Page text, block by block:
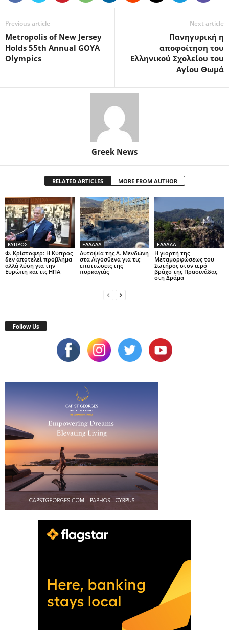
Previous article
Metropolis of New Jersey
Holds 55th Annual GOYA
Olympics
Next article
Πανηγυρική η
αποφοίτηση του
Ελληνικού Σχολείου του
Αγίου Θωμά
Greek News
RELATED ARTICLES MORE FROM AUTHOR
ΚΥΠΡΟΣ
Φ. Κρίστοφερ: Η Κύπρος
δεν αποτελεί πρόβλημα
αλλά λύση για την
Ευρώπη και τις ΗΠΑ
ΕΛΛΑΔΑ
Αυτοψία της Λ. Μενδώνη
στα Αιγόσθενα για τις
επιπτώσεις της
πυρκαγιάς
ΕΛΛΑΔΑ
Η γιορτή της
Μεταμορφώσεως του
Σωτήρος στον ιερό
βράχο της Πρασινάδας
στη Δράμα
Follow Us